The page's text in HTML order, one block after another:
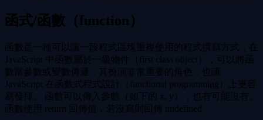
函式/函數（function）
函數是一種可以讓一段程式區塊重複使用的程式撰寫方式，在
JavaScript 中函數屬於一級物件（first class object），可以將函
數當參數或變數傳遞，其扮演非常重要的角色，也讓
JavaScript 在函數式程式設計（functional programming）上更容
易發揮。 函數可以傳入參數（如下的 x, y），也有可能沒有。
函數使用 return 回傳值，若沒寫則回傳 undefined